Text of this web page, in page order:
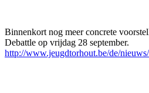
Binnenkort nog meer concrete
Debattle op vrijdag 28 september.
http://www.jeugdtorhout.be/de/